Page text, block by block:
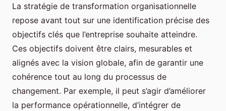
La stratégie de transformation organisationnelle
repose avant tout sur une identification précise des
objectifs clés que l’entreprise souhaite atteindre.
Ces objectifs doivent être clairs, mesurables et
alignés avec la vision globale, afin de garantir une
cohérence tout au long du processus de
changement. Par exemple, il peut s’agir d’améliorer
la performance opérationnelle, d’intégrer de